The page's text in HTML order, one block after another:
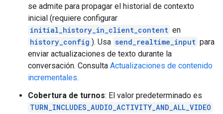
se admite para propagar el historial de contexto
inicial (requiere configurar
initial_history_in_client_content en
history_config ). Usa send_realtime_input para
enviar actualizaciones de texto durante la
conversación. Consulta Actualizaciones de contenido
incrementales.
Cobertura de turnos: El valor predeterminado es
TURN_INCLUDES_AUDIO_ACTIVITY_AND_ALL_VIDEO